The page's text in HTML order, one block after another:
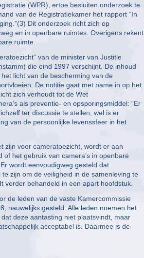
(WPR), ertoe besluiten onderzoek te
van de Registratiekamer het rapport “In
Dit onderzoek richt zich op
en in openbare ruimtes. Overigens rekent
ruimte.
van de minister van Justitie
die eind 1997 verschijnt. De inhoud
licht van de bescherming van de
De notitie gaat met name in op het
zich verhoudt tot de Wet
als preventie- en opsporingsmiddel: “Er
ter discussie te stellen, wel is er
van de persoonlijke levenssfeer in het
zijn voor cameratoezicht, wordt er aan
het gebruik van camera’s in openbare
wordt eenvoudigweg gesteld dat
zijn om de veiligheid in de samenleving te
verder behandeld in een apart hoofdstuk.
de leden van de vaste Kamercommissie
nauwelijks gesteld. Alle leden noemen het
deze aantasting niet plaatsvindt, maar
acceptabel is. Daarmee is de